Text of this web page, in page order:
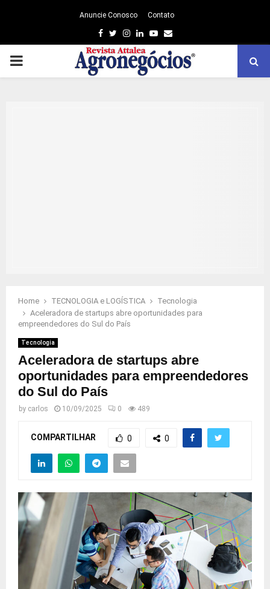
Anuncie Conosco Contato
Facebook
TwitterInstagram
LinkedinYoutube
Email
PRIMARY
Home TECNOLOGIA e LOGÍSTICA
Tecnologia
Aceleradora de startups abre oportunidades para
empreendedores do Sul do País
Tecnologia
Aceleradora de startups abre
oportunidades para empreendedores
do Sul do País
by carlos 10/09/2025 0 489
COMPARTILHAR 0 0